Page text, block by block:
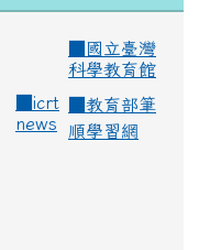
國立臺灣
科學教育館
icrt
news
教育部筆
順學習網